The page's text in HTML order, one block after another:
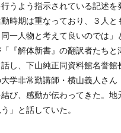
うよう指示されている記述を
時期は重なっており、３人と
一人物と考えて良いのでは」
『解体新書』の翻訳者たちと
し、下山純正同資料館名誉館
学非常勤講師・横山義人さん
び、感動が伝わってきた。地
」と話していた。